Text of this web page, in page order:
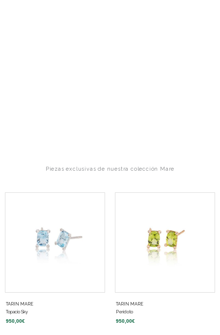
Piezas exclusivas de nuestra colección Mare
TARIN MARE
Topacio Sky
950,00€
TARIN MARE
Peridoto
950,00€